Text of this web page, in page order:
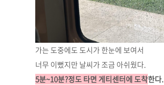
가는 도중에도 도시가 한눈에 보여서
너무 이뻤지만 날씨가 조금 아쉬웠다.
5분~10분?정도 타면 게티센터에 도착한다.